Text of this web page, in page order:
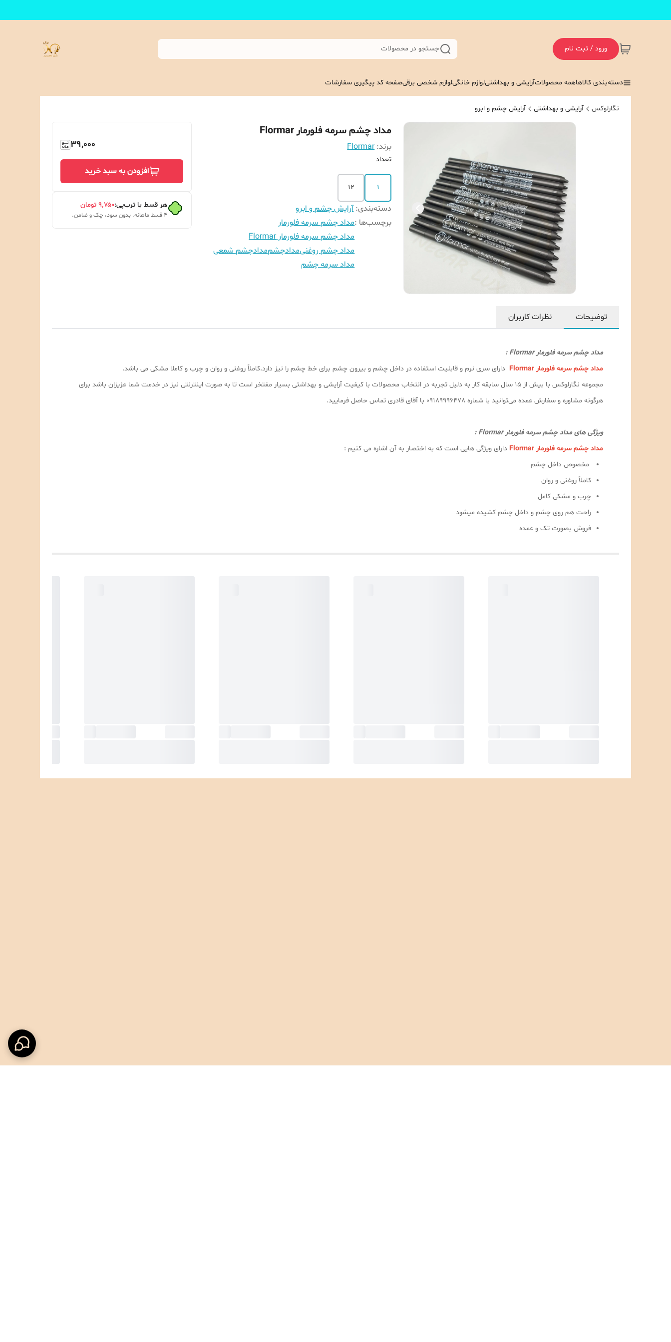
ورود / ثبت نام جستجو در محصولات
دسته‌بندی کالاهاهمه محصولاتآرایشی و بهداشتیلوازم خانگیلوازم شخصی برقیصفحه کد پیگیری سفارشات
نگارلوکس آرایشی و بهداشتی آرایش چشم و ابرو
مداد چشم سرمه فلورمار Flormar
برند: Flormar
تعداد
1
12
دسته‌بندی:آرایش چشم و ابرو
برچسب‌ها :مداد چشم سرمه فلورمار
مداد چشم سرمه فلورمار Flormar
مداد چشم روغنیمدادچشممدادچشم شمعی
مداد سرمه چشم
39,000
افزودن به سبد خرید
هر قسط با ترب‌پی:۹٬۷۵۰ تومان
۴ قسط ماهانه. بدون سود، چک و ضامن.
توضیحات نظرات کاربران
مداد چشم سرمه فلورمار Flormar :
مداد چشم سرمه فلورمار Flormar
دارای سری نرم و قابلیت استفاده در داخل چشم و بیرون چشم برای خط چشم را نیز دارد.کاملاً روغنی و روان و چرب و کاملا مشکی می باشد.
مجموعه نگارلوکس با بیش از ۱۵ سال سابقه کار به دلیل تجربه در انتخاب محصولات با کیفیت آرایشی و بهداشتی بسیار مفتخر است تا به صورت اینترنتی نیز در خدمت شما عزیزان باشد برای
هرگونه مشاوره و سفارش عمده می‌توانید با شماره 09189996478 با آقای قادری تماس حاصل فرمایید.
ویژگی های مداد چشم سرمه فلورمار Flormar :
مداد چشم سرمه فلورمار Flormar
دارای ویژگی هایی است که به اختصار به آن اشاره می کنیم :
مخصوص داخل چشم
کاملاً روغنی و روان
چرب و مشکی کامل
راحت هم روی چشم و داخل چشم کشیده میشود
فروش بصورت تک و عمده